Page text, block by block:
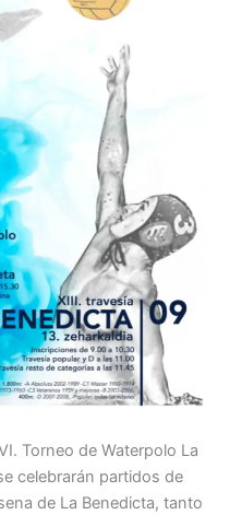
Torneo de Waterpolo La
celebrarán partidos de
de La Benedicta, tanto